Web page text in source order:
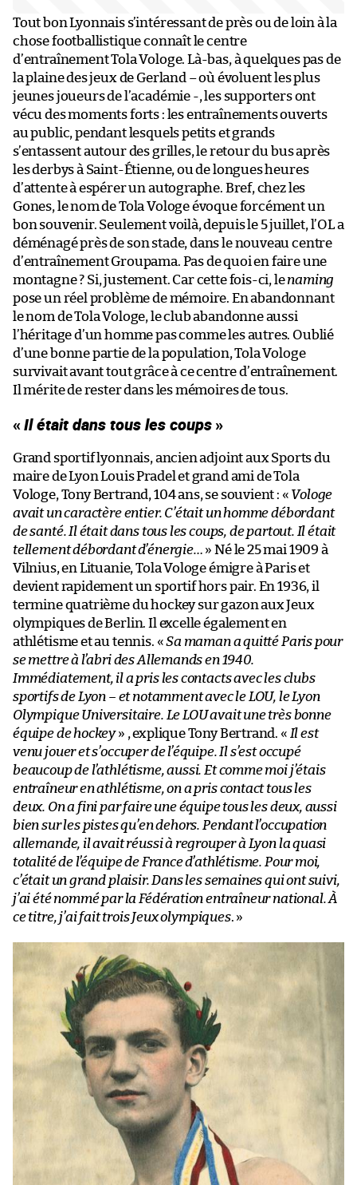
Tout bon Lyonnais s’intéressant de près ou de loin à la
chose footballistique connaît le centre
d’entraînement Tola Vologe. Là-bas, à quelques pas de
la plaine des jeux de Gerland – où évoluent les plus
jeunes joueurs de l’académie -, les supporters ont
vécu des moments forts : les entraînements ouverts
au public, pendant lesquels petits et grands
s’entassent autour des grilles, le retour du bus après
les derbys à Saint-Étienne, ou de longues heures
d’attente à espérer un autographe. Bref, chez les
Gones, le nom de Tola Vologe évoque forcément un
bon souvenir. Seulement voilà, depuis le 5 juillet, l’OL a
déménagé près de son stade, dans le nouveau centre
d’entraînement Groupama. Pas de quoi en faire une
montagne ? Si, justement. Car cette fois-ci, lenaming
pose un réel problème de mémoire. En abandonnant
le nom de Tola Vologe, le club abandonne aussi
l’héritage d’un homme pas comme les autres. Oublié
d’une bonne partie de la population, Tola Vologe
survivait avant tout grâce à ce centre d’entraînement.
Il mérite de rester dans les mémoires de tous.
«Il était dans tous les coups»
Grand sportif lyonnais, ancien adjoint aux Sports du
maire de Lyon Louis Pradel et grand ami de Tola
Vologe, Tony Bertrand, 104 ans, se souvient : « Vologe
avait un caractère entier. C’était un homme débordant
de santé. Il était dans tous les coups, de partout. Il était
tellement débordant d’énergie… » Né le 25 mai 1909 à
Vilnius, en Lituanie, Tola Vologe émigre à Paris et
devient rapidement un sportif hors pair. En 1936, il
termine quatrième du hockey sur gazon aux Jeux
olympiques de Berlin. Il excelle également en
athlétisme et au tennis. «Sa maman a quitté Paris pour
se mettre à l’abri des Allemands en 1940.
Immédiatement, il a pris les contacts avec les clubs
sportifs de Lyon – et notamment avec le LOU, le Lyon
Olympique Universitaire. Le LOU avait une très bonne
équipe de hockey» , explique Tony Bertrand. « Il est
venu jouer et s’occuper de l’équipe. Il s’est occupé
beaucoup de l’athlétisme, aussi. Et comme moi j’étais
entraîneur en athlétisme, on a pris contact tous les
deux. On a fini par faire une équipe tous les deux, aussi
bien sur les pistes qu’en dehors. Pendant l’occupation
allemande, il avait réussi à regrouper à Lyon la quasi
totalité de l’équipe de France d’athlétisme. Pour moi,
c’était un grand plaisir. Dans les semaines qui ont suivi,
j’ai été nommé par la Fédération entraîneur national. À
ce titre, j’ai fait trois Jeux olympiques. »